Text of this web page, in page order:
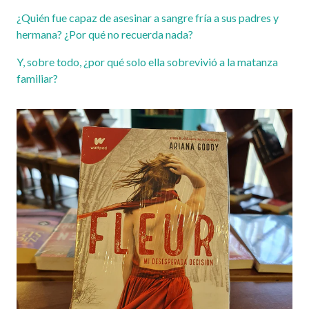
¿Quién fue capaz de asesinar a sangre fría a sus padres y
hermana? ¿Por qué no recuerda nada?
Y, sobre todo, ¿por qué solo ella sobrevivió a la matanza
familiar?